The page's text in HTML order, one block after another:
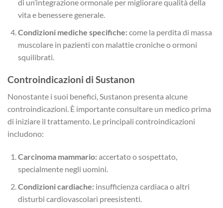
di un’integrazione ormonale per migliorare qualità della
vita e benessere generale.
Condizioni mediche specifiche:come la perdita di massa
muscolare in pazienti con malattie croniche o ormoni
squilibrati.
Controindicazioni di Sustanon
Nonostante i suoi benefici, Sustanon presenta alcune
controindicazioni. È importante consultare un medico prima
di iniziare il trattamento. Le principali controindicazioni
includono:
Carcinoma mammario:accertato o sospettato,
specialmente negli uomini.
Condizioni cardiache:insufficienza cardiaca o altri
disturbi cardiovascolari preesistenti.